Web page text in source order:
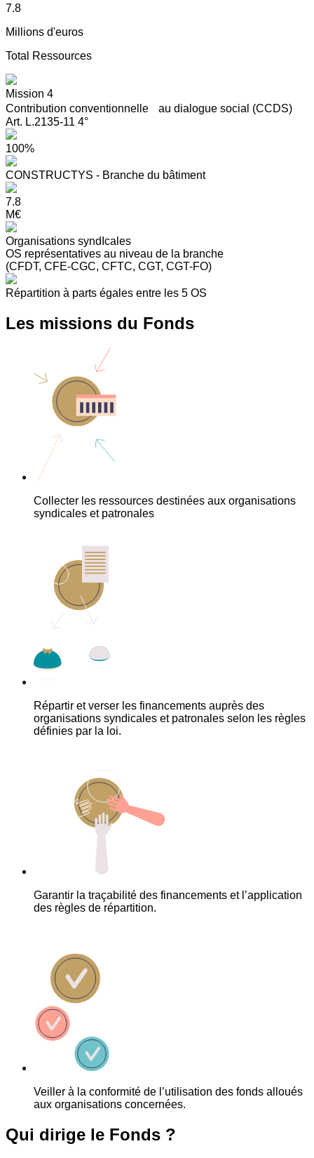
7.8
Millions d'euros
Total Ressources
Mission 4
Contribution conventionnelle au dialogue social (CCDS)
Art. L.2135-11 4°
100%
CONSTRUCTYS - Branche du bâtiment
7.8
M€
Organisations syndIcales
OS représentatives au niveau de la branche
(CFDT, CFE-CGC, CFTC, CGT, CGT-FO)
Répartition à parts égales entre les 5 OS
Les missions du Fonds
Collecter les ressources destinées aux organisations
syndicales et patronales
Répartir et verser les financements auprès des
organisations syndicales et patronales selon les règles
définies par la loi.
Garantir la traçabilité des financements et l’application
des règles de répartition.
Veiller à la conformité de l’utilisation des fonds alloués
aux organisations concernées.
Qui dirige le Fonds ?